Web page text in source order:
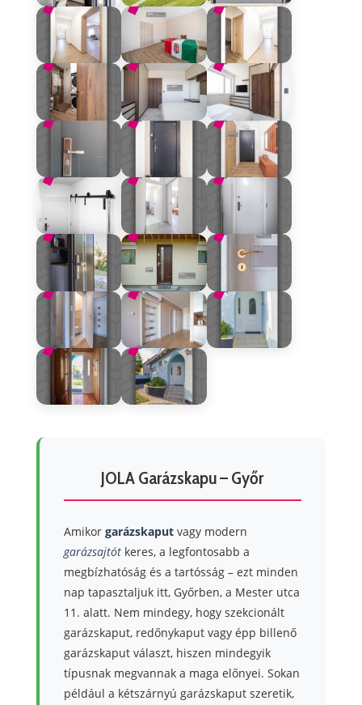
JOLA Garázskapu – Győr
Amikor garázskaputvagy modern
garázsajtótkeres, a legfontosabb a
megbízhatóság és a tartósság – ezt minden
nap tapasztaljuk itt, Győrben, a Mester utca
11. alatt. Nem mindegy, hogy szekcionált
garázskaput, redőnykaput vagy épp billenő
garázskaput választ, hiszen mindegyik
típusnak megvannak a maga előnyei. Sokan
például a kétszárnyú garázskaput szeretik,